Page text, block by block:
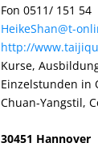
Fon 0511/ 151 54
HeikeShan@t-
http://
Kurse,
Einzelstunden in
Chuan-Yangstil,
30451 Hannover